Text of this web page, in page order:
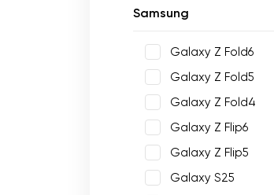
Samsung
Galaxy Z Fold6
Galaxy Z Fold5
Galaxy Z Fold4
Galaxy Z Flip6
Galaxy Z Flip5
Galaxy S25